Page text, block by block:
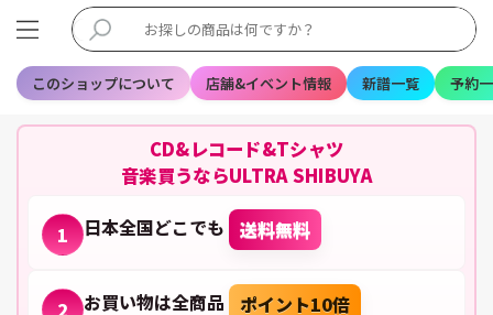
このショップについて 店舗&イベント情報 新譜一覧 予約
CD&レコード&Tシャツ
音楽買うならULTRA SHIBUYA
1 日本全国どこでも 送料無料
2 お買い物は全商品 ポイント10倍